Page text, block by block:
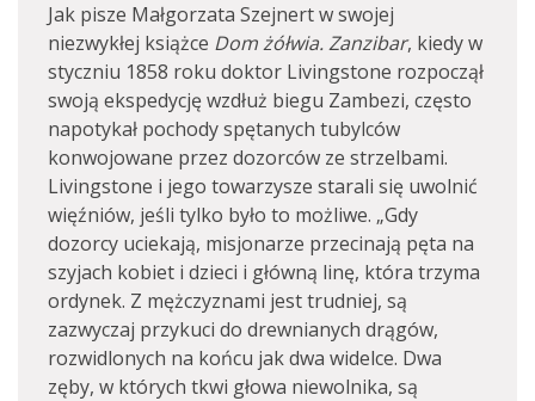
Jak pisze Małgorzata Szejnert w swojej
niezwykłej książce Dom żółwia. Zanzibar, kiedy w
styczniu 1858 roku doktor Livingstone rozpoczął
swoją ekspedycję wzdłuż biegu Zambezi, często
napotykał pochody spętanych tubylców
konwojowane przez dozorców ze strzelbami.
Livingstone i jego towarzysze starali się uwolnić
więźniów, jeśli tylko było to możliwe. „Gdy
dozorcy uciekają, misjonarze przecinają pęta na
szyjach kobiet i dzieci i główną linę, która trzyma
ordynek. Z mężczyznami jest trudniej, są
zazwyczaj przykuci do drewnianych drągów,
rozwidlonych na końcu jak dwa widelce. Dwa
zęby, w których tkwi głowa niewolnika, są